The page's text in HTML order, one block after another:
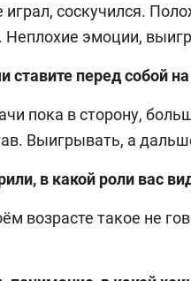
соскучился.
Неплохие эмоции,
ставите перед собой
пока в сторону,
Выигрывать, а
в какой роли вас
возрасте такое не